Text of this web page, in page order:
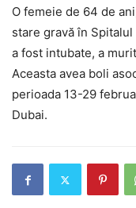
O femeie de 64 de
stare gravă în
a fost intubate, a
Aceasta avea boli
perioada 13-29
Dubai.